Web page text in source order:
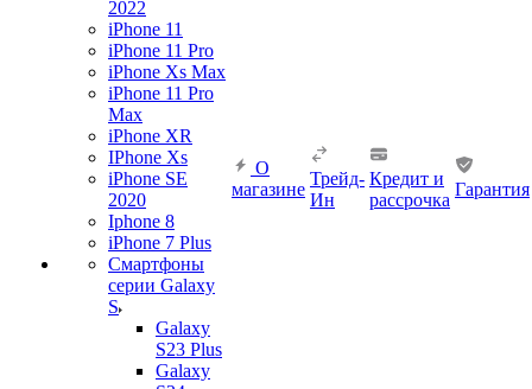
2022
iPhone 11
iPhone 11 Pro
iPhone Xs Max
iPhone 11 Pro
Max
iPhone XR
IPhone Xs
iPhone SE
2020
Iphone 8
iPhone 7 Plus
Смартфоны
серии Galaxy
S
Galaxy
S23 Plus
Galaxy
О
магазине
Трейд-
Ин
Кредит и
рассрочка
Гарантия